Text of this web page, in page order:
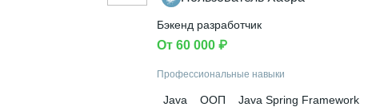
Бэкенд разработчик
От 60 000 ₽
Профессиональные навыки
Java ООП Java Spring Framework